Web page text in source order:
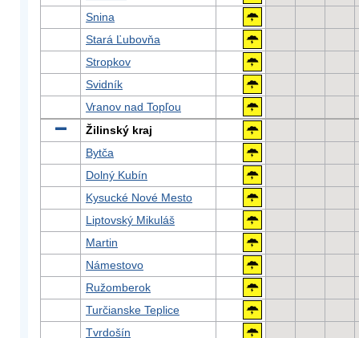
Snina
Stará Ľubovňa
Stropkov
Svidník
Vranov nad Topľou
Žilinský kraj
Bytča
Dolný Kubín
Kysucké Nové Mesto
Liptovský Mikuláš
Martin
Námestovo
Ružomberok
Turčianske Teplice
Tvrdošín